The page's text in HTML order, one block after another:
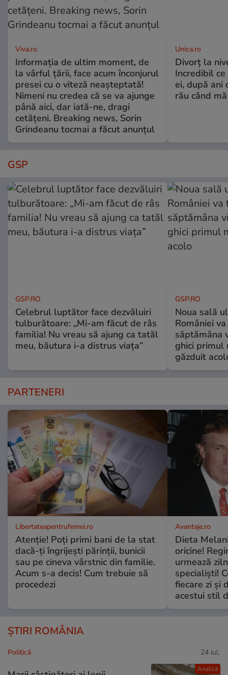
Viva.ro
Informația de ultim moment, de
la vârful țării, face acum înconjurul
presei cu o viteză neașteptată!
Nimeni nu credea că se va ajunge
până aici, dar iată-ne, dragi
cetățeni. Breaking news, Sorin
Grindeanu tocmai a făcut anunțul
Unica.ro
Divorț la
Incredibil
ei, după ani
rău când
GSP
GSP.RO
Celebrul luptător face dezvăluiri
tulburătoare: „Mi-am făcut de râs
familia! Nu vreau să ajung ca tatăl
meu, băutura i-a distrus viața”
GSP.RO
Noua sală
României
săptămâna
ghici primul
găzduit
PARTENERI
Libertateapentrufemei.ro
Atenție! Poți primi bani de la stat
dacă-ți îngrijești părinții, bunicii
sau pe cineva vârstnic din familie.
Acum s-a decis! Cum trebuie să
procedezi
Avantaje.ro
Dieta
oricine!
urmează
specialiști!
fiecare zi și
acestui stil
ȘTIRI ROMÂNIA
Analiză
Politică 24 iul.